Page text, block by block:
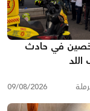
في حادث
09/08/2026